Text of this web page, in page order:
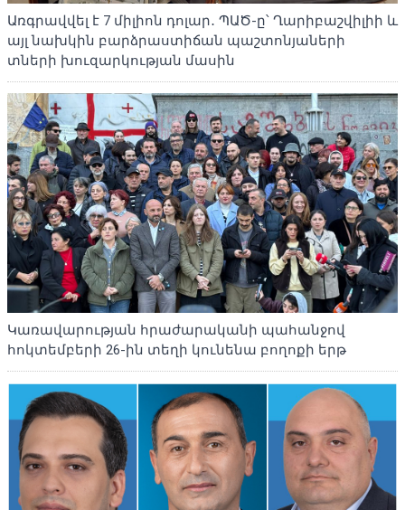
Առգրավվել է 7 միլիոն դոլար․ ՊԱԾ-ը՝ Ղարիբաշվիլիի և
այլ նախկին բարձրաստիճան պաշտոնյաների
տների խուզարկության մասին
Կառավարության հրաժարականի պահանջով
հոկտեմբերի 26-ին տեղի կունենա բողոքի երթ